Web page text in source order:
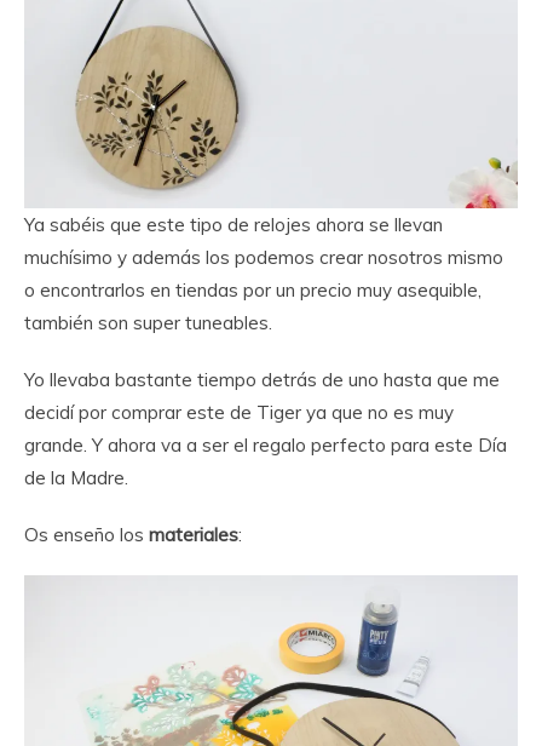
Ya sabéis que este tipo de relojes ahora se llevan
muchísimo y además los podemos crear nosotros mismo
o encontrarlos en tiendas por un precio muy asequible,
también son super tuneables.
Yo llevaba bastante tiempo detrás de uno hasta que me
decidí por comprar este de Tiger ya que no es muy
grande. Y ahora va a ser el regalo perfecto para este Día
de la Madre.
Os enseño los materiales: